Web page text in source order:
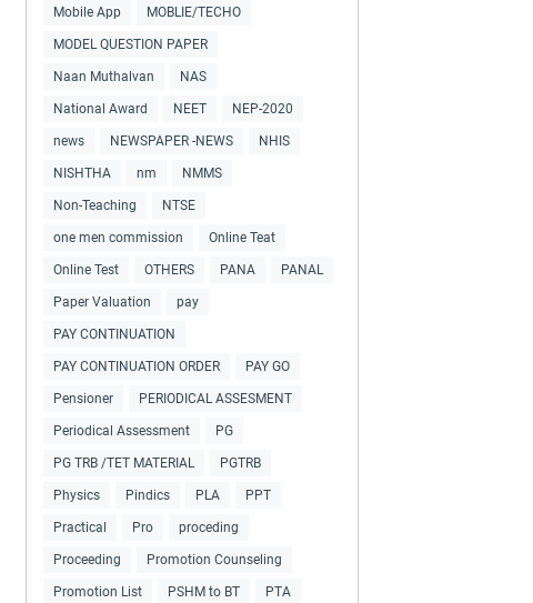
Mobile App MOBLIE/TECHO
MODEL QUESTION PAPER
Naan Muthalvan NAS
National Award NEET NEP-2020
news NEWSPAPER -NEWS NHIS
NISHTHA nm NMMS
Non-Teaching NTSE
one men commission Online Teat
Online Test OTHERS PANA PANAL
Paper Valuation pay
PAY CONTINUATION
PAY CONTINUATION ORDER PAY GO
Pensioner PERIODICAL ASSESMENT
Periodical Assessment PG
PG TRB /TET MATERIAL PGTRB
Physics Pindics PLA PPT
Practical Pro proceding
Proceeding Promotion Counseling
Promotion List PSHM to BT PTA